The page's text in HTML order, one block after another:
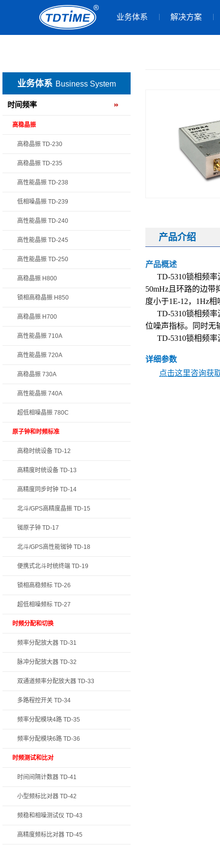
业务体系 解决方案
业务体系 Business System
时间频率
高稳晶振
高稳晶振 TD-230
高稳晶振 TD-235
高性能晶振 TD-238
低相噪晶振 TD-239
高性能晶振 TD-240
高性能晶振 TD-245
高性能晶振 TD-250
高稳晶振 H800
锁相高稳晶振 H850
高稳晶振 H700
高性能晶振 710A
高性能晶振 720A
高稳晶振 730A
高性能晶振 740A
超低相噪晶振 780C
原子钟和时频标准
高稳时统设备 TD-12
高精度时统设备 TD-13
高精度同步时钟 TD-14
北斗/GPS高精度晶振 TD-15
铷原子钟 TD-17
北斗/GPS高性能铷钟 TD-18
便携式北斗时统终端 TD-19
锁相高稳频标 TD-26
超低相噪频标 TD-27
时频分配和切换
频率分配放大器 TD-31
脉冲分配放大器 TD-32
双通道频率分配放大器 TD-33
多路程控开关 TD-34
频率分配模块4路 TD-35
频率分配模块6路 TD-36
时频测试和比对
时间间隔计数器 TD-41
小型频标比对器 TD-42
频稳和相噪测试仪 TD-43
高精度频标比对器 TD-45
产品介绍
产品概述
TD-5310锁相频
50mHz且环路的边
度小于1E-12，1Hz
TD-5310锁相频
位噪声指标。同时无
TD-5310锁相频
详细参数
点击这里咨询获